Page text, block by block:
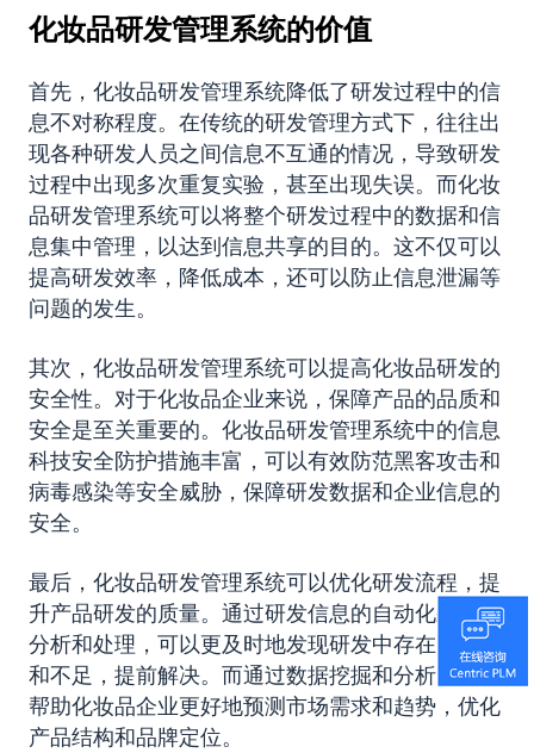
化妆品研发管理系统的价值
首先，化妆品研发管理系统降低了研发过程中的信
息不对称程度。在传统的研发管理方式下，往往出
现各种研发人员之间信息不互通的情况，导致研发
过程中出现多次重复实验，甚至出现失误。而化妆
品研发管理系统可以将整个研发过程中的数据和信
息集中管理，以达到信息共享的目的。这不仅可以
提高研发效率，降低成本，还可以防止信息泄漏等
问题的发生。
其次，化妆品研发管理系统可以提高化妆品研发的
安全性。对于化妆品企业来说，保障产品的品质和
安全是至关重要的。化妆品研发管理系统中的信息
科技安全防护措施丰富，可以有效防范黑客攻击和
病毒感染等安全威胁，保障研发数据和企业信息的
安全。
最后，化妆品研发管理系统可以优化研发流程，提
升产品研发的质量。通过研发信息的自动化采集、
分析和处理，可以更及时地发现研发中存在的问题
和不足，提前解决。而通过数据挖掘和分析，可以
帮助化妆品企业更好地预测市场需求和趋势，优化
产品结构和品牌定位。